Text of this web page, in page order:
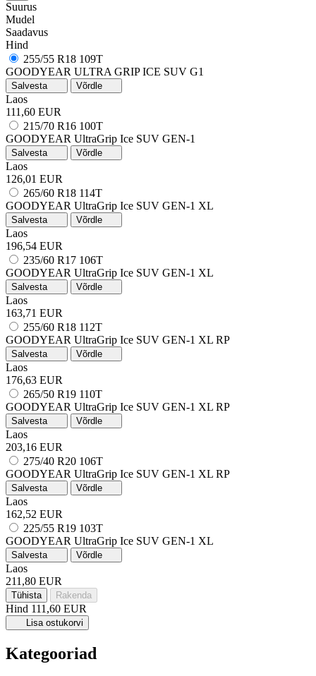
Suurus
Mudel
Saadavus
Hind
255/55 R18 109T
GOODYEAR ULTRA GRIP ICE SUV G1
Salvesta Võrdle
Laos
111,60 EUR
215/70 R16 100T
GOODYEAR UltraGrip Ice SUV GEN-1
Salvesta Võrdle
Laos
126,01 EUR
265/60 R18 114T
GOODYEAR UltraGrip Ice SUV GEN-1 XL
Salvesta Võrdle
Laos
196,54 EUR
235/60 R17 106T
GOODYEAR UltraGrip Ice SUV GEN-1 XL
Salvesta Võrdle
Laos
163,71 EUR
255/60 R18 112T
GOODYEAR UltraGrip Ice SUV GEN-1 XL RP
Salvesta Võrdle
Laos
176,63 EUR
265/50 R19 110T
GOODYEAR UltraGrip Ice SUV GEN-1 XL RP
Salvesta Võrdle
Laos
203,16 EUR
275/40 R20 106T
GOODYEAR UltraGrip Ice SUV GEN-1 XL RP
Salvesta Võrdle
Laos
162,52 EUR
225/55 R19 103T
GOODYEAR UltraGrip Ice SUV GEN-1 XL
Salvesta Võrdle
Laos
211,80 EUR
Tühista Rakenda
Hind 111,60 EUR
Lisa ostukorvi
Kategooriad